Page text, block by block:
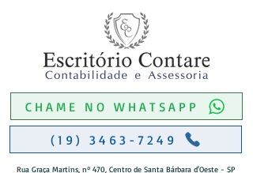
CHAME NO WHATSAPP
(19) 3463-7249
Rua Graça Martins, nº 470, Centro de Santa Bárbara d'Oeste - SP